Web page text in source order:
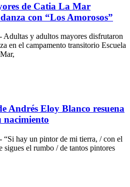
de Catia La Mar
con “Los Amorosos”
Adultas y adultos mayores disfrutaron
en el campamento transitorio Escuela
Andrés Eloy Blanco resuena
nacimiento
“Si hay un pintor de mi tierra, / con el
el rumbo / de tantos pintores